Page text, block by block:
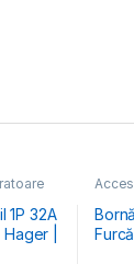
1P 32A
|